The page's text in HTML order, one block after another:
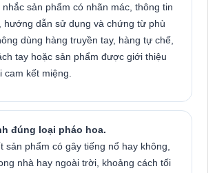
nhắc sản phẩm có nhãn mác, thông tin
hướng dẫn sử dụng và chứng từ phù
dùng hàng truyền tay, hàng tự chế,
tay hoặc sản phẩm được giới thiệu
cam kết miệng.
đúng loại pháo hoa.
sản phẩm có gây tiếng nổ hay không,
nhà hay ngoài trời, khoảng cách tối